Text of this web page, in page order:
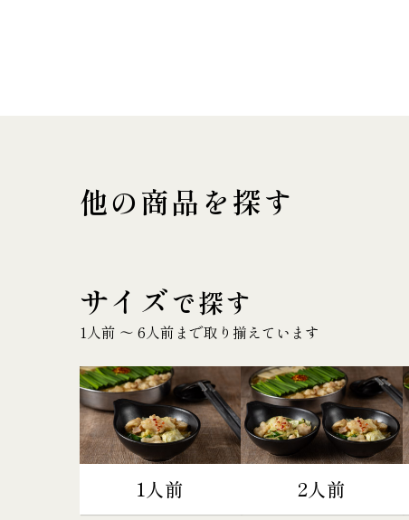
他の商品を探す
サイズで探す
1人前 〜 6人前まで取り揃えています
1人前 2人前